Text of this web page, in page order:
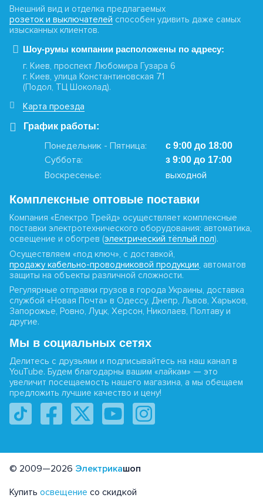
Внешний вид и отделка предлагаемых
розеток и выключателей способен удивить даже самых
изысканных клиентов.
Шоу-румы компании расположены по адресу:
г. Киев, проспект Любомира Гузара 6
г. Киев, улица Константиновская 71
(Подол, ТЦ Шоколад).
Карта проезда
График работы:
Понедельник - Пятница: с 9:00 до 18:00
Суббота: з 9:00 до 17:00
Воскресенье: выходной
Комплексные оптовые поставки
Компания «Електро Трейд» осуществляет комплексные
поставки электротехнического оборудования: автоматика,
освещение и обогрев (электрический тёплый пол).
Осуществляем «под ключ», с доставкой,
продажу кабельно-проводниковой продукции, автоматов
защиты на объекты различной сложности.
Регулярные отправки грузов в города Украины, доставка
службой «Новая Почта» в Одессу, Днепр, Львов, Харьков,
Запорожье, Ровно, Луцк, Херсон, Николаев, Полтаву и
другие.
Мы в социальных сетях
Делитесь с друзьями и подписывайтесь на наш канал в
YouTube. Будем благодарны вашим «лайкам» — это
увеличит посещаемость нашего магазина, а мы обещаем
предложить лучшие качество и цену!
© 2009—2026 Электрикашоп
Купить освещение со скидкой